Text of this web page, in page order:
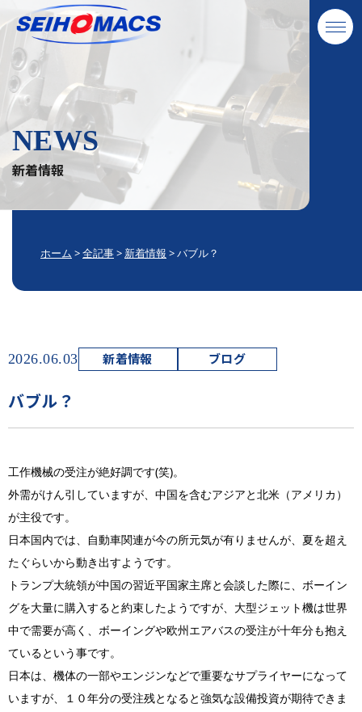
NEWS
新着情報
ホーム >全記事> 新着情報 >バブル？
2026.06.03 新着情報 ブログ
バブル？
工作機械の受注が絶好調です(笑)。
外需がけん引していますが、中国を含むアジアと北米（アメリカ）
が主役です。
日本国内では、自動車関連が今の所元気が有りませんが、夏を超え
たぐらいから動き出すようです。
トランプ大統領が中国の習近平国家主席と会談した際に、ボーイン
グを大量に購入すると約束したようですが、大型ジェット機は世界
中で需要が高く、ボーイングや欧州エアバスの受注が十年分も抱え
ているという事です。
日本は、機体の一部やエンジンなどで重要なサプライヤーになって
いますが、１０年分の受注残となると強気な設備投資が期待できま